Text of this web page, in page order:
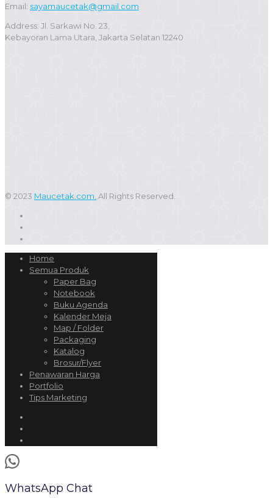
Email: sayamaucetak@gmail.com
Address: Jl. Sarkawi No. 23,
Kebayoran Lama Utara, Jakarta Selatan 12240
© 2023 Maucetak.com. All Rights Reserved.
Home
Semua Produk
Paper Bag
Notebook
Buku Agenda
Kalender Meja
Map / Folder
Packaging
Katalog
Brosur/Flyer
Penawaran Harga
Portfolio
Tips Marketing
WhatsApp Chat